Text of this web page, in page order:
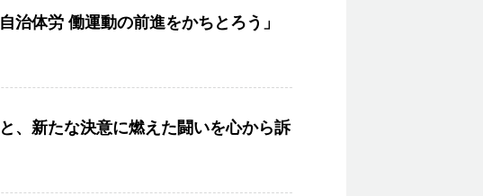
治体労 働運動の前進をかちとろう」
、新たな決意に燃えた闘いを心から訴